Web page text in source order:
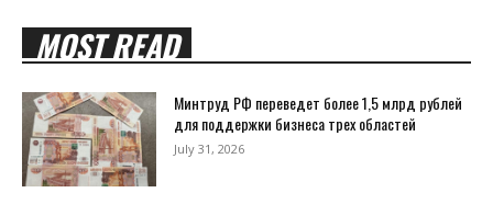
MOST READ
Минтруд РФ переведет более 1,5 млрд рублей
для поддержки бизнеса трех областей
July 31, 2026